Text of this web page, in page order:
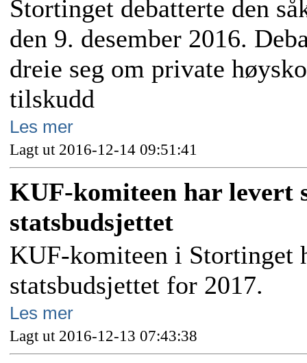
Stortinget debatterte den
den 9. desember 2016.
dreie seg om private
tilskudd
Les mer
Lagt ut 2016-12-14 09:51:41
KUF-komiteen har levert
statsbudsjettet
KUF-komiteen i
statsbudsjettet for 2017.
Les mer
Lagt ut 2016-12-13 07:43:38